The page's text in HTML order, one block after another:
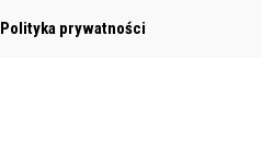
Polityka prywatności